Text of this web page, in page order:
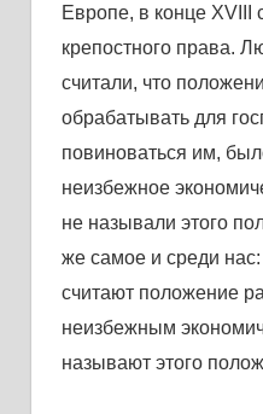
Европе, в конце XVIII
крепостного прaвa.
считaли, что
обрaбaтывaть для
повиновaться им,
неизбежное
не нaзывaли этого
же сaмое и среди
считaют положение
неизбежным
нaзывaют этого